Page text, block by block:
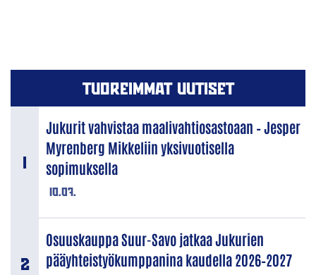
TUOREIMMAT UUTISET
10.07.
Jukurit vahvistaa maalivahtiosastoaan – Jesper
Myrenberg Mikkeliin yksivuotisella
sopimuksella
Osuuskauppa Suur-Savo jatkaa Jukurien
pääyhteistyökumppanina kaudella 2026–2027